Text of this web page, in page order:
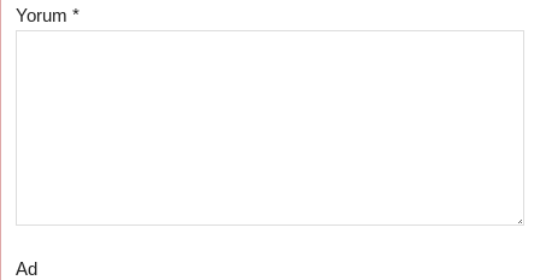
Yorum*
Ad